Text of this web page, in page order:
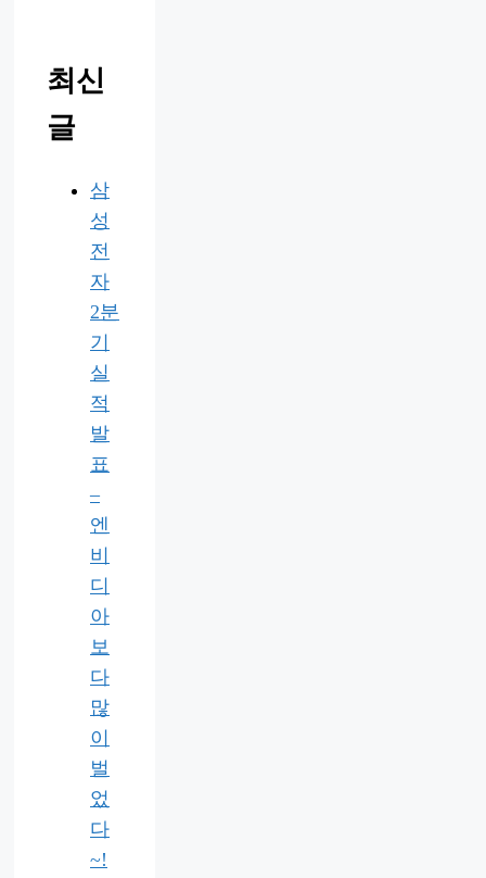
최신
글
삼
성
전
자
2분
기
실
적
발
표
–
엔
비
디
아
보
다
많
이
벌
었
다
~!